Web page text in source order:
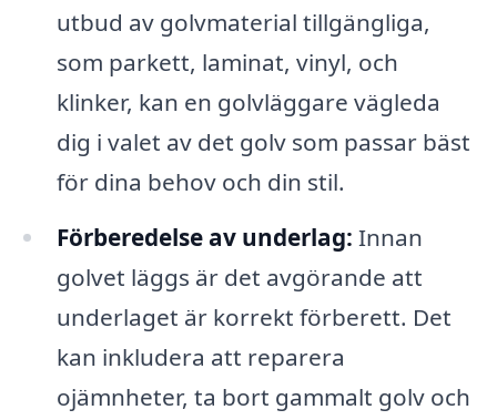
utbud av golvmaterial tillgängliga,
som parkett, laminat, vinyl, och
klinker, kan en golvläggare vägleda
dig i valet av det golv som passar bäst
för dina behov och din stil.
Förberedelse av underlag: Innan
golvet läggs är det avgörande att
underlaget är korrekt förberett. Det
kan inkludera att reparera
ojämnheter, ta bort gammalt golv och